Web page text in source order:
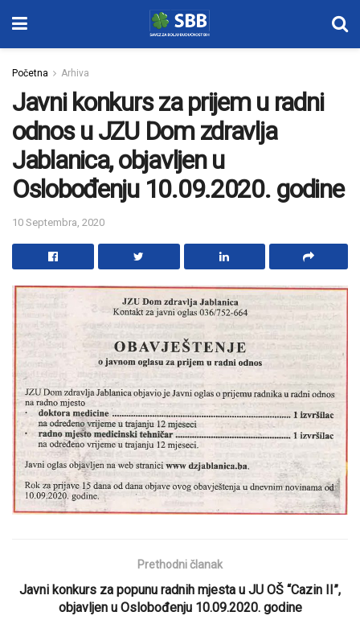
Početna Arhiva
Javni konkurs za prijem u radni
odnos u JZU Dom zdravlja
Jablanica, objavljen u
Oslobođenju 10.09.2020. godine
10 Septembra, 2020
Prethodni članak
Javni konkurs za popunu radnih mjesta u JU OŠ “Cazin II”,
objavljen u Oslobođenju 10.09.2020. godine